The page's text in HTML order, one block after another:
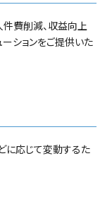
件費削減、収益向上
ションをご提供いた
に応じて変動するた